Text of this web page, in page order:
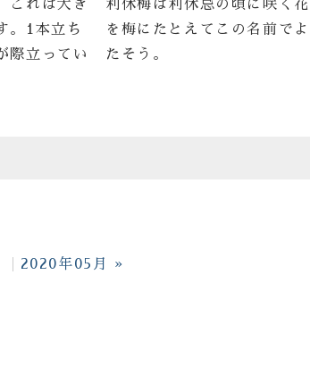
これは大き
。1本立ち
際立ってい
利休梅は利休忌の頃に咲く
を梅にたとえてこの名前で
たそう。
2020年05月 »